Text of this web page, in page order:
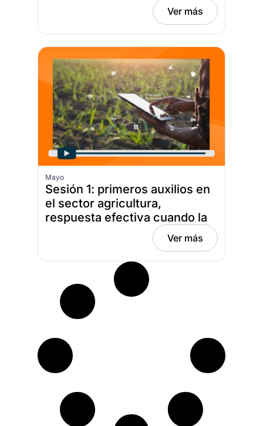
0491 de 2020), Fecha: junio 9,
Ver más
Mayo
Sesión 1: primeros auxilios en
el sector agricultura,
respuesta efectiva cuando la
ayuda está lejos, Fecha: mayo
Ver más